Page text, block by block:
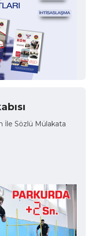
İle Sözlü Mülakata